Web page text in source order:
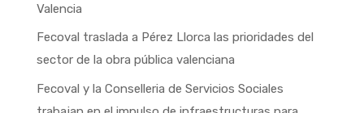
Valencia
Fecoval traslada a Pérez Llorca las prioridades del
sector de la obra pública valenciana
Fecoval y la Conselleria de Servicios Sociales